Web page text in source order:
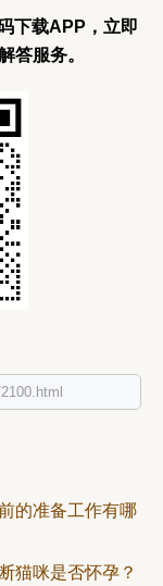
下载APP，立即
答服务。
的准备工作有哪
猫咪是否怀孕？